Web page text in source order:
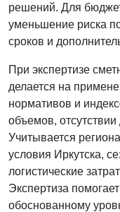
решений. Для
уменьшение риска
сроков и
При экспертизе
делается на
нормативов и
объемов,
Учитывается
условия Иркутска,
логистические
Экспертиза
обоснованному